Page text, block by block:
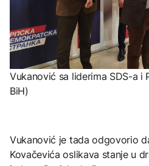
Vukanović sa liderima SDS-a i
BiH)
Vukanović je tada odgovorio
Kovačevića oslikava stanje u